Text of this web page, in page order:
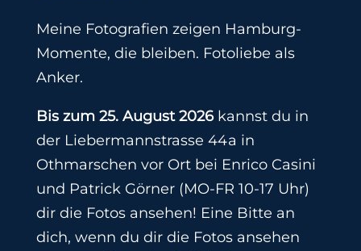
Meine Fotografien zeigen Hamburg-
Momente, die bleiben. Fotoliebe als
Anker.
Bis zum 25. August 2026kannst du in
der Liebermannstrasse 44a in
Othmarschen vor Ort bei Enrico Casini
und Patrick Görner (MO-FR 10-17 Uhr)
dir die Fotos ansehen! Eine Bitte an
dich, wenn du dir die Fotos ansehen